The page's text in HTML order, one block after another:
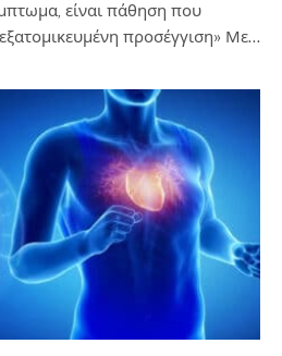
είναι πάθηση που
προσέγγιση» Με…